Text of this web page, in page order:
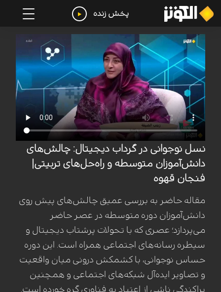
پخش زنده
نسل نوجوانی در گرداب دیجیتال: چالش‌های
دانش‌آموزان متوسطه و راه‌حل‌های تربیتی|
فنجان قهوه
مقاله حاضر به بررسی عمیق چالش‌های پیش روی
دانش‌آموزان دوره متوسطه در عصر حاضر
می‌پردازد؛ عصری که با تحولات پرشتاب دیجیتال و
سیطره رسانه‌های اجتماعی همراه است. این دوره
حساس نوجوانی، با کشمکش درونی میان واقعیت
و تصاویر ایده‌آل شبکه‌های اجتماعی و همچنین
پراکندگی ناشی از اعتیاد به فناوری گره خورده است.